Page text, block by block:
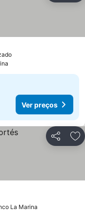
Ver preços
Ver preços
Partilhar
La Marina